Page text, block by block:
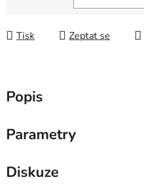
Tisk Zeptat se
Popis
Parametry
Diskuze